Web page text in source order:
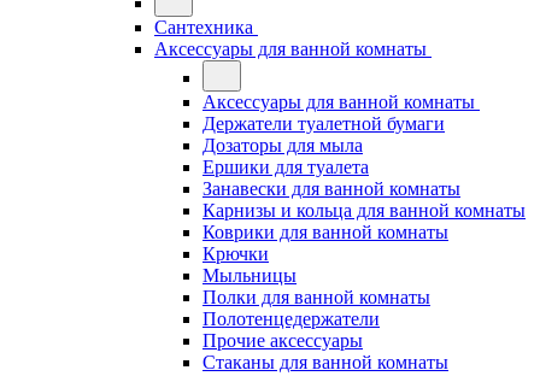
Сантехника
Аксессуары для ванной комнаты
Аксессуары для ванной комнаты
Держатели туалетной бумаги
Дозаторы для мыла
Ершики для туалета
Занавески для ванной комнаты
Карнизы и кольца для ванной комнаты
Коврики для ванной комнаты
Крючки
Мыльницы
Полки для ванной комнаты
Полотенцедержатели
Прочие аксессуары
Стаканы для ванной комнаты